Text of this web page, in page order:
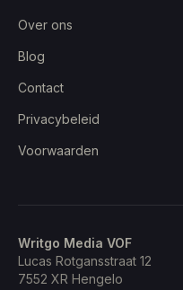
Over ons
Blog
Contact
Privacybeleid
Voorwaarden
Writgo Media VOF
Lucas Rotgansstraat 12
7552 XR Hengelo